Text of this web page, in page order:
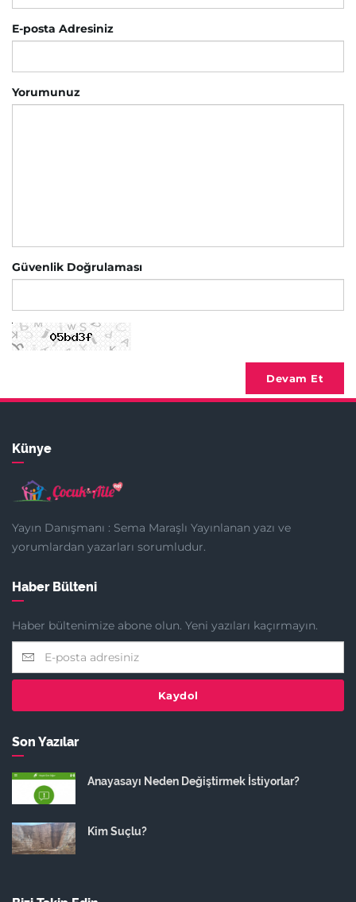
E-posta Adresiniz
Yorumunuz
Güvenlik Doğrulaması
Devam Et
Künye
Yayın Danışmanı : Sema Maraşlı Yayınlanan yazı ve
yorumlardan yazarları sorumludur.
Haber Bülteni
Haber bültenimize abone olun. Yeni yazıları kaçırmayın.
Kaydol
Son Yazılar
Anayasayı Neden Değiştirmek İstiyorlar?
Kim Suçlu?